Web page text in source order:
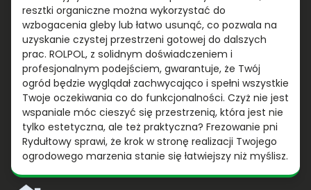
resztki organiczne można wykorzystać do
wzbogacenia gleby lub łatwo usunąć, co pozwala na
uzyskanie czystej przestrzeni gotowej do dalszych
prac. ROLPOL, z solidnym doświadczeniem i
profesjonalnym podejściem, gwarantuje, że Twój
ogród będzie wyglądał zachwycająco i spełni wszystkie
Twoje oczekiwania co do funkcjonalności. Czyż nie jest
wspaniale móc cieszyć się przestrzenią, która jest nie
tylko estetyczna, ale też praktyczna? Frezowanie pni
Rydułtowy sprawi, że krok w stronę realizacji Twojego
ogrodowego marzenia stanie się łatwiejszy niż myślisz.